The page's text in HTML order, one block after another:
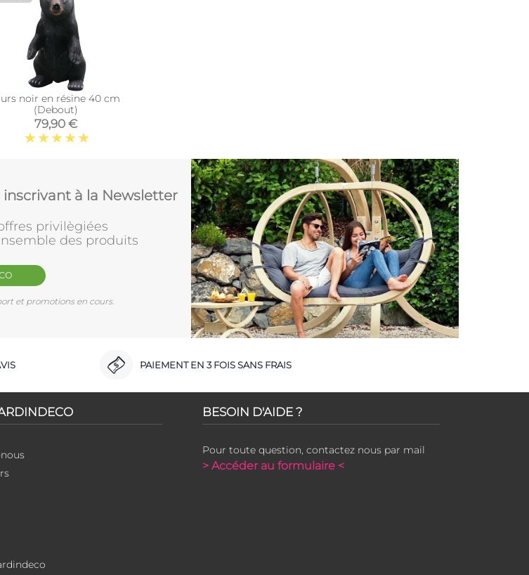
noir en résine 40 cm
(Debout)
79,90 €
à la Newsletter
privilègiées
des produits
et promotions en cours.
PAIEMENT EN 3 FOIS SANS FRAIS
BESOIN D'AIDE ?
Pour toute question, contactez nous par mail
> Accéder au formulaire <